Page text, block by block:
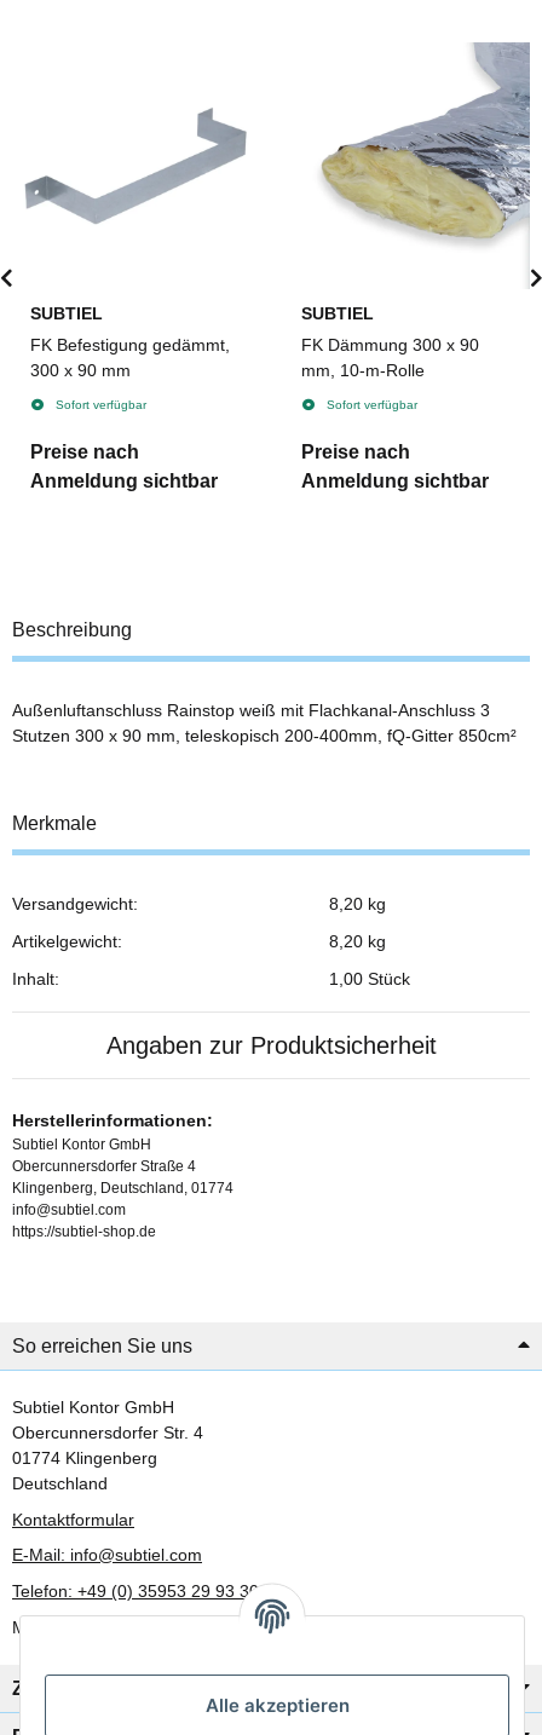
Alle akzeptieren
SUBTIEL
FK Befestigung gedämmt,
300 x 90 mm
Sofort verfügbar
Preise nach
Anmeldung sichtbar
SUBTIEL
FK Dämmung 300 x 90
mm, 10-m-Rolle
Sofort verfügbar
Preise nach
Anmeldung sichtbar
Beschreibung
Außenluftanschluss Rainstop weiß mit Flachkanal-Anschluss 3
Stutzen 300 x 90 mm, teleskopisch 200-400mm, fQ-Gitter 850cm²
Merkmale
Produkteigenschaft
Wert
Versandgewicht:
8,20 kg
Artikelgewicht:
8,20 kg
Inhalt:
1,00 Stück
Angaben zur Produktsicherheit
Herstellerinformationen:
Subtiel Kontor GmbH
Obercunnersdorfer Straße 4
Klingenberg, Deutschland, 01774
info@subtiel.com
https://subtiel-shop.de
So erreichen Sie uns
Subtiel Kontor GmbH
Obercunnersdorfer Str. 4
01774 Klingenberg
Deutschland
Kontaktformular
E-Mail: info@subtiel.com
Telefon: +49 (0) 35953 29 93 30
Mo-Fr: 8:00 Uhr - 17:00 Uhr
Zahlung/Versand